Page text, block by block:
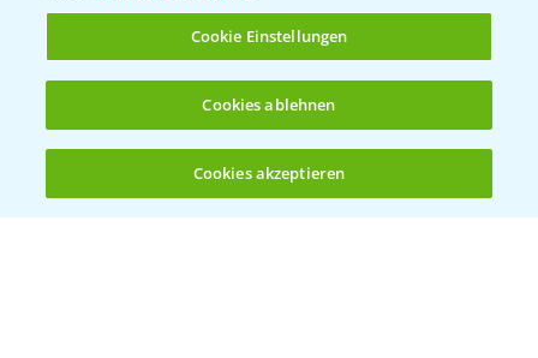
(noch 4)
Allgemeine Nutzungsbedingungen
Datenschutzerklärung
Impressum
Gebrauchshinweise
© Bayer CropScience Deutschland GmbH
Cookie Einstellungen
Cookies ablehnen
Cookies akzeptieren